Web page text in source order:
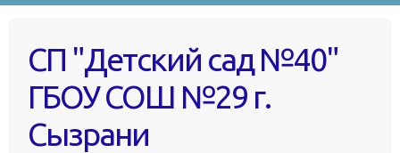
СП "Детский сад №40"
ГБОУ СОШ №29 г.
Сызрани